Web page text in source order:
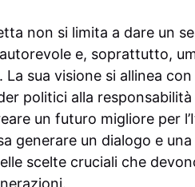
non si limita a dare un
e, soprattutto,
sua visione si allinea
politici alla
un futuro migliore per
generare un dialogo e
scelte cruciali che